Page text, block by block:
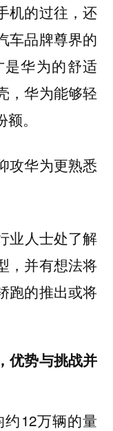
机的过往，还
车品牌尊界的
华为的舒适
，华为能够轻
。
攻华为更熟悉
业人士处了解
，并有想法将
跑的推出或将
优势与挑战并
12万辆的量